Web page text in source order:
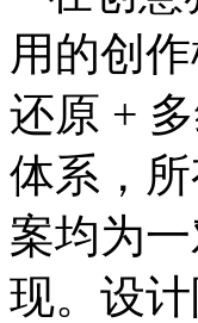
用的创
还原 +
体系，
案均为
现。设